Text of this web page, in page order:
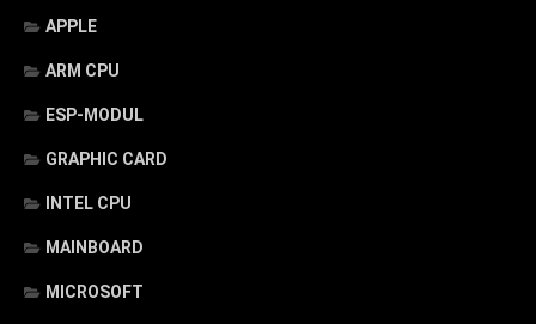
APPLE
ARM CPU
ESP-MODUL
GRAPHIC CARD
INTEL CPU
MAINBOARD
MICROSOFT